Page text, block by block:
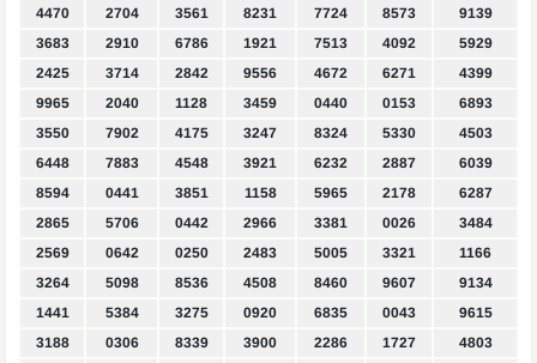
4470
2704 3561 8231 7724 8573
9139
3683
2910 6786 1921 7513 4092
5929
2425
3714 2842 9556 4672 6271
4399
9965
2040 1128 3459 0440 0153
6893
3550
7902 4175 3247 8324 5330
4503
6448
7883 4548 3921 6232 2887
6039
8594
0441 3851 1158 5965 2178
6287
2865
5706 0442 2966 3381 0026
3484
2569
0642 0250 2483 5005 3321
1166
3264
5098 8536 4508 8460 9607
9134
1441
5384 3275 0920 6835 0043
9615
3188
0306 8339 3900 2286 1727
4803